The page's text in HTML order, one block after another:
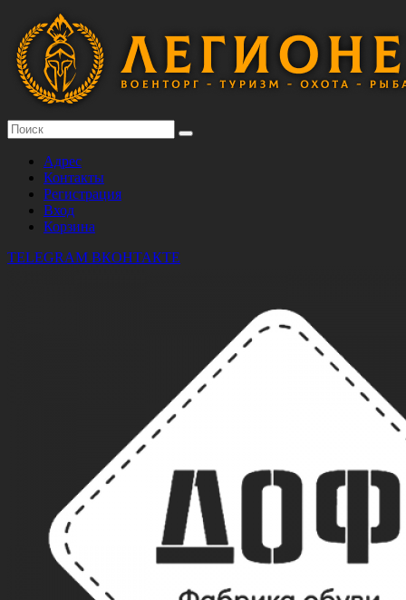
Адрес
Контакты
Регистрация
Вход
Корзина
TELEGRAM ВКОНТАКТЕ